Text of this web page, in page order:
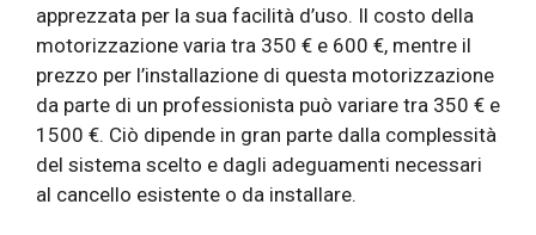
apprezzata per la sua facilità d’uso. Il costo della
motorizzazione varia tra 350 € e 600 €, mentre il
prezzo per l’installazione di questa motorizzazione
da parte di un professionista può variare tra 350 € e
1500 €. Ciò dipende in gran parte dalla complessità
del sistema scelto e dagli adeguamenti necessari
al cancello esistente o da installare.